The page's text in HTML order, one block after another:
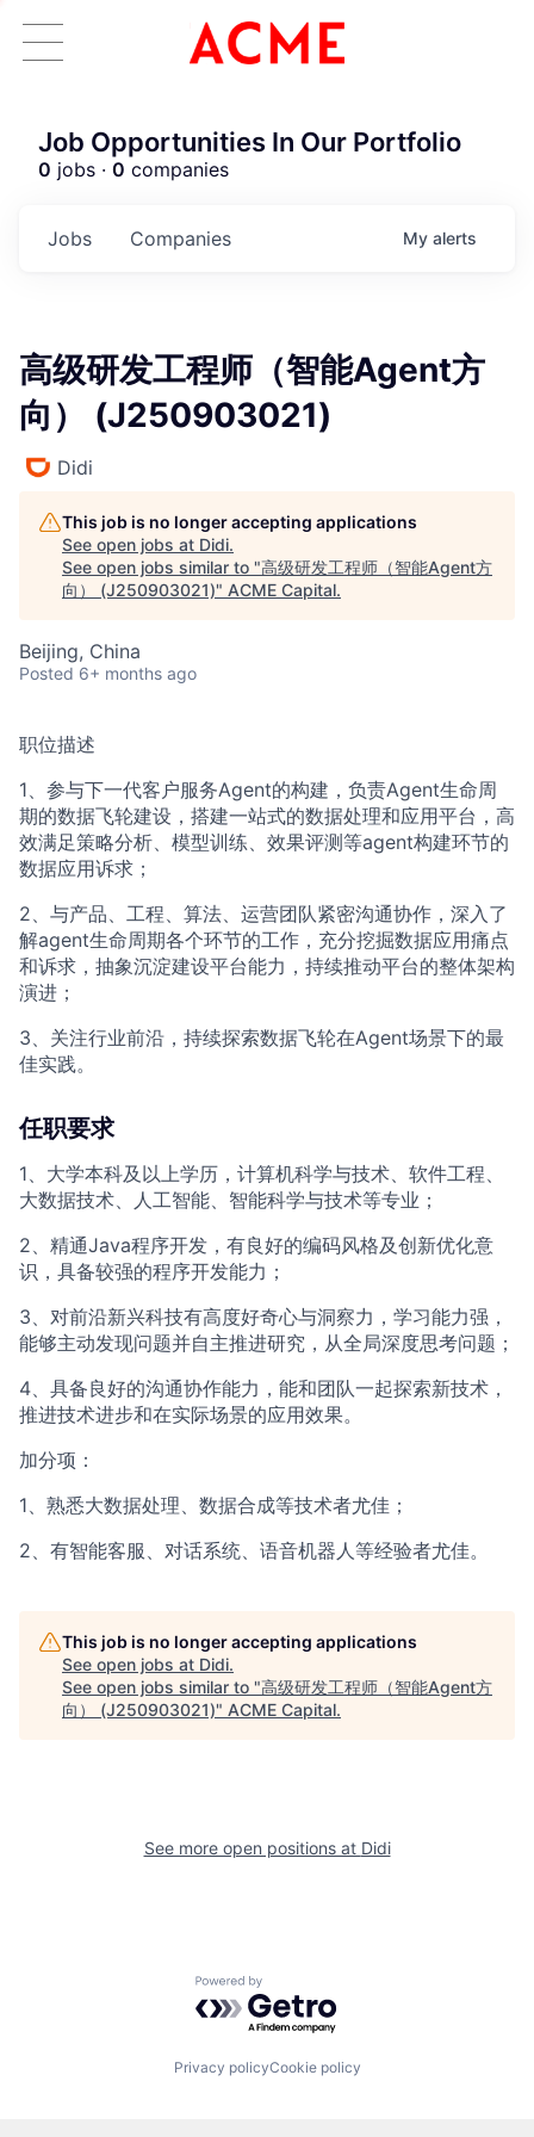
ACME Homepage
Job Opportunities In Our Portfolio
0 jobs · 0 companies
Jobs Companies My alerts
高级研发工程师（智能Agent方
向） (J250903021)
Didi
This job is no longer accepting applications
See open jobs at Didi.
See open jobs similar to "高级研发工程师（智能Agent方
向） (J250903021)" ACME Capital.
Beijing, China
Posted 6+ months ago
职位描述
1、参与下一代客户服务Agent的构建，负责Agent生命周
期的数据飞轮建设，搭建一站式的数据处理和应用平台，高
效满足策略分析、模型训练、效果评测等agent构建环节的
数据应用诉求；
2、与产品、工程、算法、运营团队紧密沟通协作，深入了
解agent生命周期各个环节的工作，充分挖掘数据应用痛点
和诉求，抽象沉淀建设平台能力，持续推动平台的整体架构
演进；
3、关注行业前沿，持续探索数据飞轮在Agent场景下的最
佳实践。
任职要求
1、大学本科及以上学历，计算机科学与技术、软件工程、
大数据技术、人工智能、智能科学与技术等专业；
2、精通Java程序开发，有良好的编码风格及创新优化意
识，具备较强的程序开发能力；
3、对前沿新兴科技有高度好奇心与洞察力，学习能力强，
能够主动发现问题并自主推进研究，从全局深度思考问题；
4、具备良好的沟通协作能力，能和团队一起探索新技术，
推进技术进步和在实际场景的应用效果。
加分项：
1、熟悉大数据处理、数据合成等技术者尤佳；
2、有智能客服、对话系统、语音机器人等经验者尤佳。
This job is no longer accepting applications
See open jobs at Didi.
See open jobs similar to "高级研发工程师（智能Agent方
向） (J250903021)" ACME Capital.
See more open positions at Didi
Powered by Getro.com
Privacy policyCookie policy